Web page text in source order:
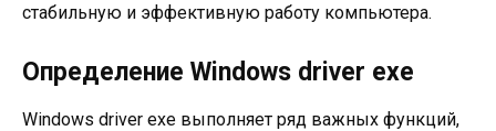
стабильную и эффективную работу компьютера.
Определение Windows driver exe
Windows driver exe выполняет ряд важных функций,